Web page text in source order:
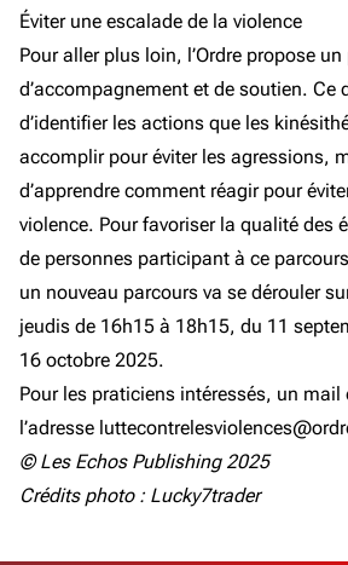
Éviter une escalade de la violence
Pour aller plus loin, l’Ordre propose
d’accompagnement et de soutien. Ce
d’identifier les actions que les
accomplir pour éviter les agressions,
d’apprendre comment réagir pour
violence. Pour favoriser la qualité des
de personnes participant à ce
un nouveau parcours va se dérouler
jeudis de 16h15 à 18h15, du 11
16 octobre 2025.
Pour les praticiens intéressés, un mail
l’adresse
© Les Echos Publishing 2025
Crédits photo : Lucky7trader